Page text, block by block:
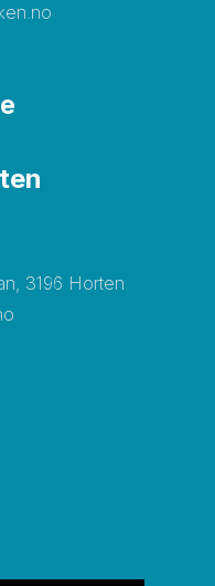
3196 Horten